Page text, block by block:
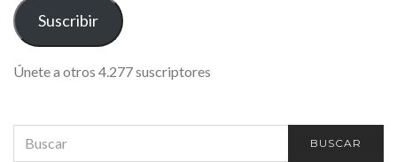
ELECTRÓNICO
Suscribir
Únete a otros 4.277 suscriptores
FOR:
BUSCAR